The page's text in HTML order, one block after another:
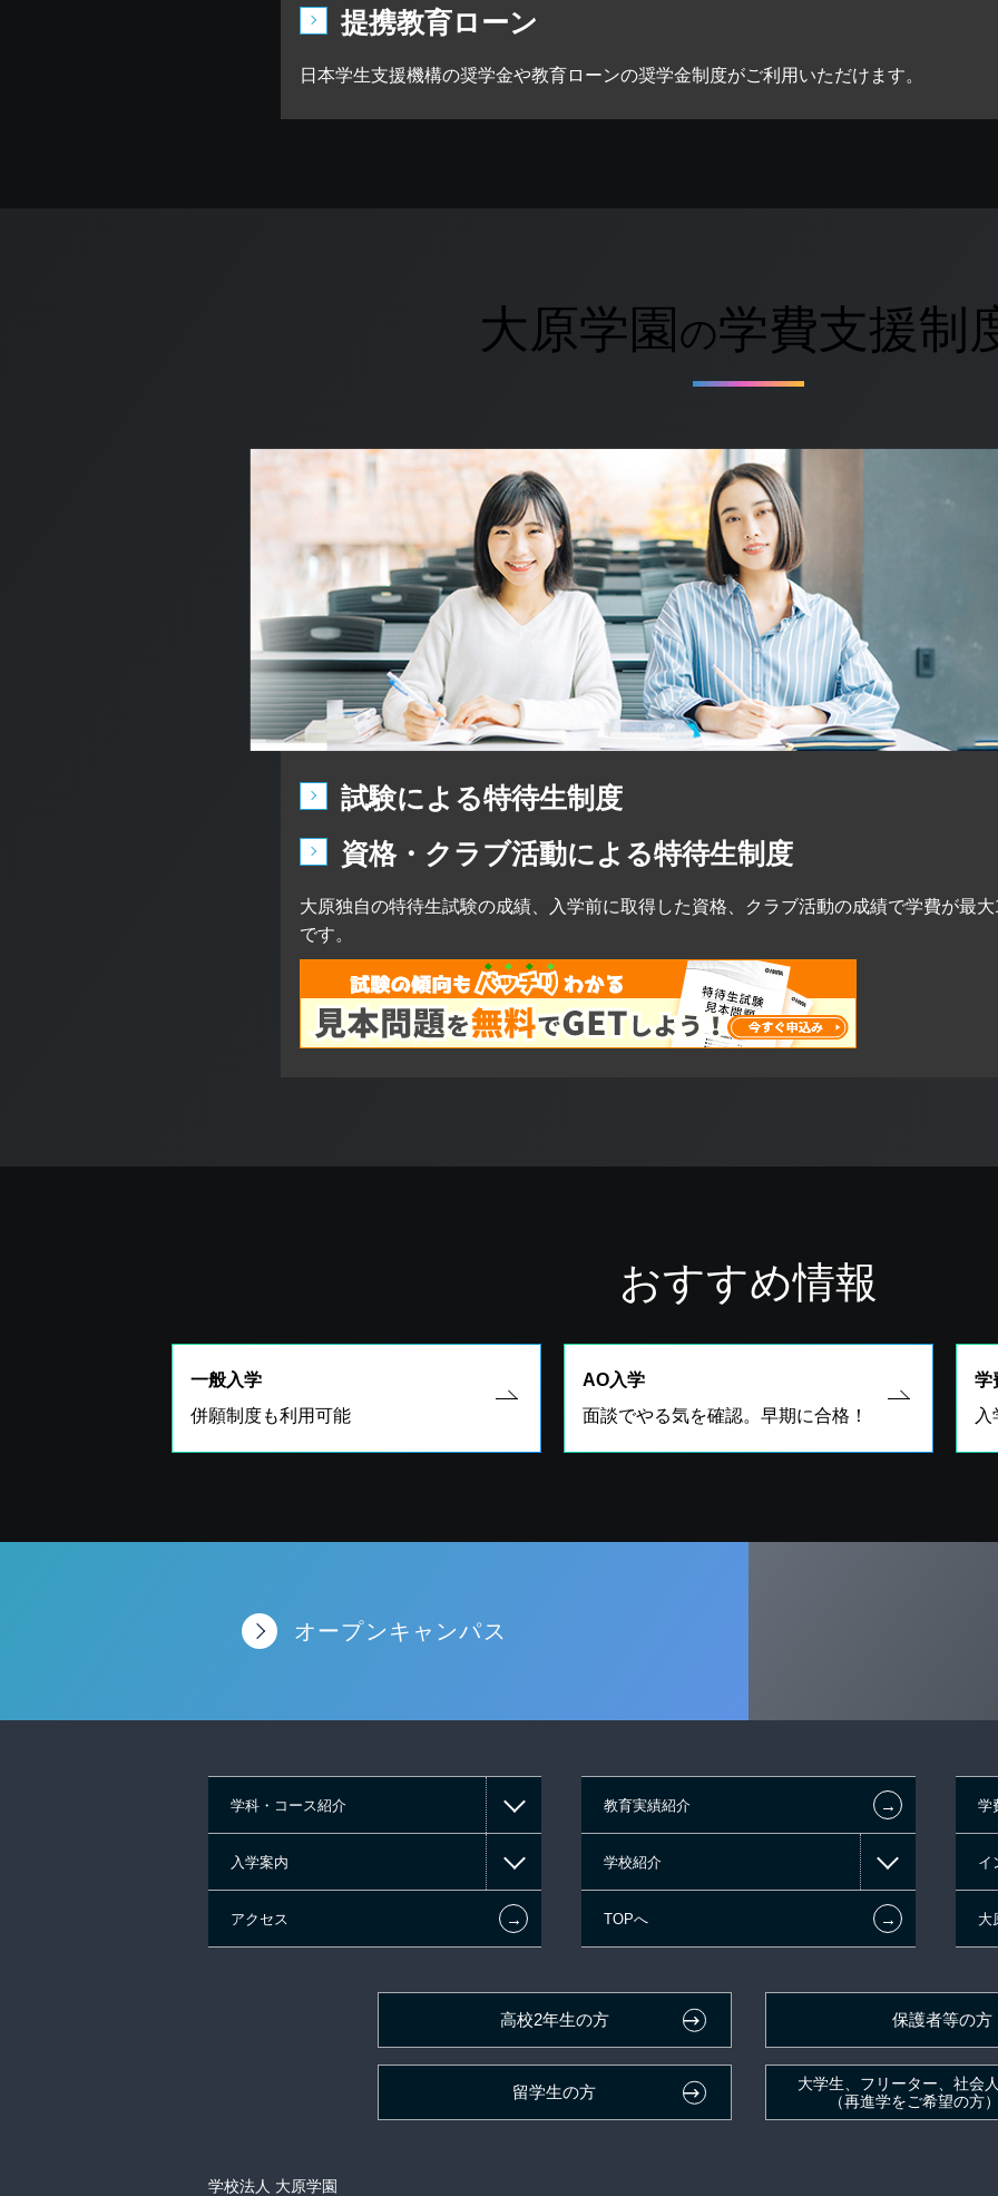
提携教育ローン
日本学生支援機構の奨学金や教育ローンの奨学金制度がご利用いただけます。
大原学園 の学費支援制
試験による特待生制度
資格・クラブ活動による特待生制度
大原独自の特待生試験の成績、入学前に取得した資格、クラブ活動の成績で学費が最
です。
おすすめ情報
一般入学
併願制度も利用可能
AO入学
面談でやる気を確認。早期に合格！
学
入
オープンキャンパス
学科・コース紹介 教育実績紹介 ← 学
入学案内 学校紹介 イ
アクセス ← TOPへ ← 大
高校2年生の方 保護者等の方
留学生の方
大学生、フリーター、社会
（再進学をご希望の方
学校法人 大原学園